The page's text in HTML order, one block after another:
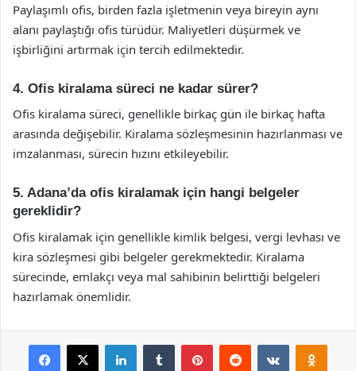
Paylaşımlı ofis, birden fazla işletmenin veya bireyin aynı
alanı paylaştığı ofis türüdür. Maliyetleri düşürmek ve
işbirliğini artırmak için tercih edilmektedir.
4. Ofis kiralama süreci ne kadar sürer?
Ofis kiralama süreci, genellikle birkaç gün ile birkaç hafta
arasında değişebilir. Kiralama sözleşmesinin hazırlanması ve
imzalanması, sürecin hızını etkileyebilir.
5. Adana’da ofis kiralamak için hangi belgeler
gereklidir?
Ofis kiralamak için genellikle kimlik belgesi, vergi levhası ve
kira sözleşmesi gibi belgeler gerekmektedir. Kiralama
sürecinde, emlakçı veya mal sahibinin belirttiği belgeleri
hazırlamak önemlidir.
Facebook
X LinkedInTumblr PinterestReddit VKontakte